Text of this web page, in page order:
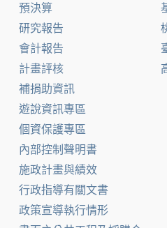
預決算
研究報告
會計報告
計畫評核
補捐助資訊
遊說資訊專區
個資保護專區
內部控制聲明書
施政計畫與績效
行政指導有關文書
政策宣導執行情形